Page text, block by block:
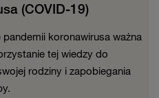
(COVID-19)
koronawirusa ważna
tej wiedzy do
rodziny i zapobiegania